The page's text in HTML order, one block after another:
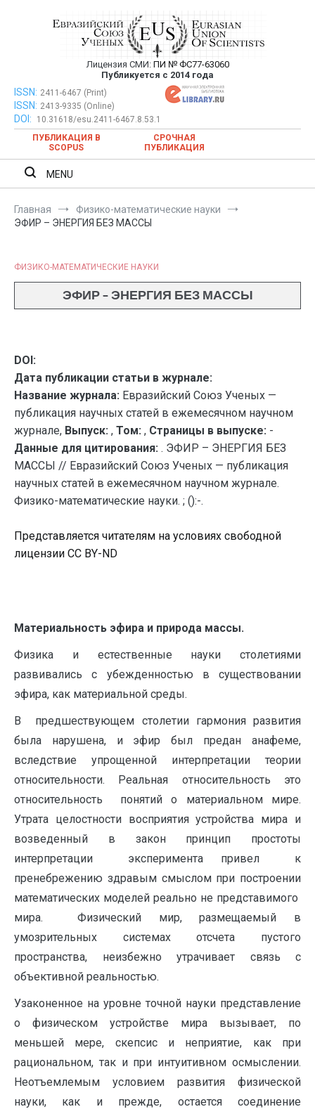
Евразийский Союз Ученых —
публикация научных статей в
ежемесячном научном журнале
Лицензия СМИ: ПИ № ФС77-63060
Публикуется с 2014 года
Евразийский Союз Ученых — публикация научных статей в
ежемесячном научном журнале
ISSN: 2411-6467 (Print)
ISSN: 2413-9335 (Online)
DOI:
10.31618/esu.2411-6467.8.53.1
ПУБЛИКАЦИЯ В
SCOPUS
СРОЧНАЯ
ПУБЛИКАЦИЯ
MENU
Главная
Физико-математические науки
ЭФИР – ЭНЕРГИЯ БЕЗ МАССЫ
ФИЗИКО-МАТЕМАТИЧЕСКИЕ НАУКИ
ЭФИР – ЭНЕРГИЯ БЕЗ МАССЫ
DOI:
Дата публикации статьи в журнале:
Название журнала: Евразийский Союз Ученых —
публикация научных статей в ежемесячном научном
журнале, Выпуск: , Том: , Страницы в выпуске: -
Данные для цитирования: . ЭФИР – ЭНЕРГИЯ БЕЗ
МАССЫ // Евразийский Союз Ученых — публикация
научных статей в ежемесячном научном журнале.
Физико-математические науки. ; ():-.
Представляется читателям на условиях свободной
лицензии CC BY-ND
Материальность эфира и природа массы.
Физика и естественные науки столетиями
развивались с убежденностью в существовании
эфира, как материальной среды.
В предшествующем столетии гармония развития
была нарушена, и эфир был предан анафеме,
вследствие упрощенной интерпретации теории
относительности. Реальная относительность это
относительность понятий о материальном мире.
Утрата целостности восприятия устройства мира и
возведенный в закон принцип простоты
интерпретации эксперимента привел к
пренебрежению здравым смыслом при построении
математических моделей реально не представимого
мира. Физический мир, размещаемый в
умозрительных системах отсчета пустого
пространства, неизбежно утрачивает связь с
объективной реальностью.
Узаконенное на уровне точной науки представление
о физическом устройстве мира вызывает, по
меньшей мере, скепсис и неприятие, как при
рациональном, так и при интуитивном осмыслении.
Неотъемлемым условием развития физической
науки, как и прежде, остается соединение